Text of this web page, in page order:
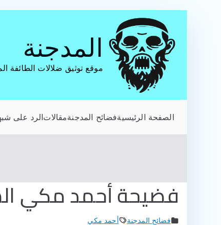
المحتوى
المدجنة
موقع توثيق ضلالات الطائفة
الصفحة الرئيسيةفضائح المدجنةمقالاتالرد على
فضيحة أحمد مكي
فضائح المدجنة أحمد مكي